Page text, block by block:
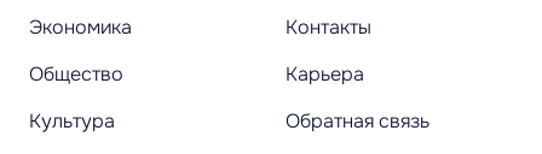
Экономика
Общество
Культура
Контакты
Карьера
Обратная связь